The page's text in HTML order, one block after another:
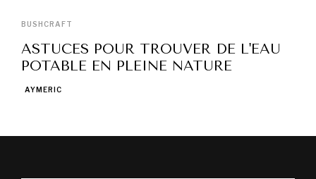
BUSHCRAFT
ASTUCES POUR TROUVER DE L'EAU
POTABLE EN PLEINE NATURE
AYMERIC